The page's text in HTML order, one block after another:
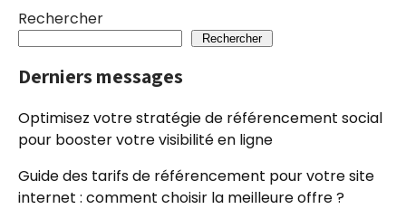
Rechercher
Rechercher
Derniers messages
Optimisez votre stratégie de référencement social
pour booster votre visibilité en ligne
Guide des tarifs de référencement pour votre site
internet : comment choisir la meilleure offre ?